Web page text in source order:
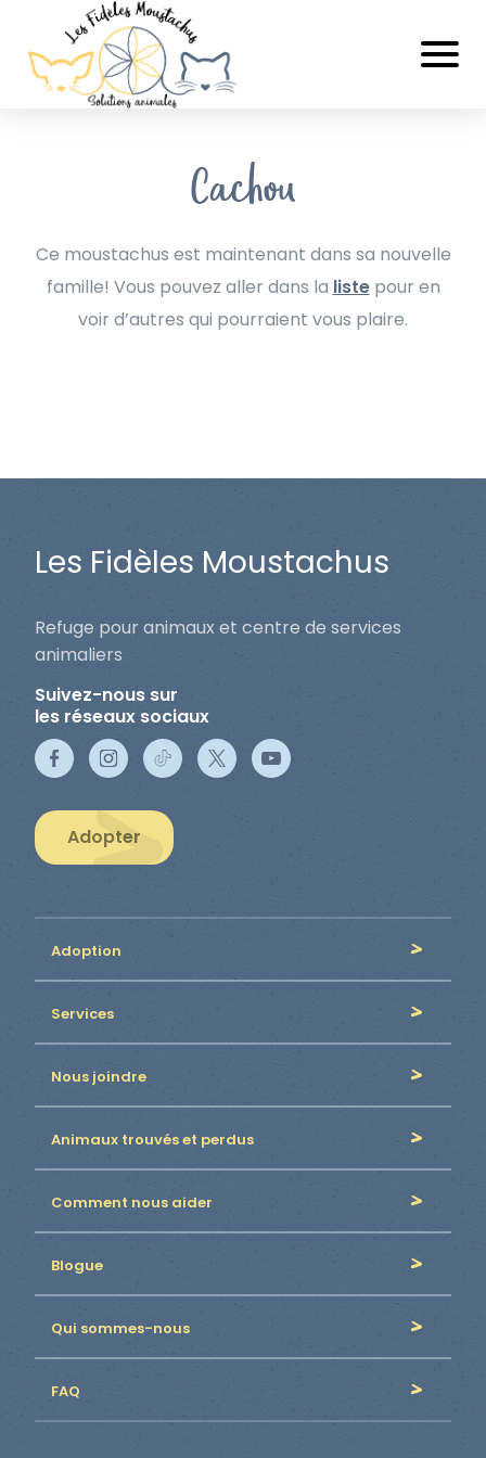
Cachou
Ce moustachus est maintenant dans sa nouvelle
famille! Vous pouvez aller dans la listepour en
voir d’autres qui pourraient vous plaire.
Les Fidèles Moustachus
Refuge pour animaux et centre de services
animaliers
Suivez-nous sur
les réseaux sociaux
Adopter
Adoption
Services
Nous joindre
Animaux trouvés et perdus
Comment nous aider
Blogue
Qui sommes-nous
FAQ